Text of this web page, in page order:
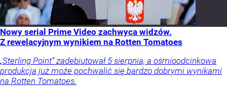
Nowy serial Prime Video zachwyca widzów.
Z rewelacyjnym wynikiem na Rotten Tomatoes
„Sterling Point” zadebiutował 5 sierpnia, a ośmioodcinkowa
produkcja już może pochwalić się bardzo dobrymi wynikami
na Rotten Tomatoes.